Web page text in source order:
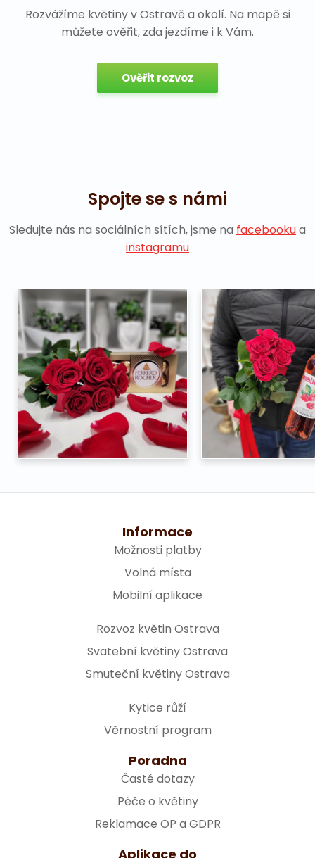
Rozvážíme květiny v Ostravě a okolí. Na mapě si
můžete ověřit, zda jezdíme i k Vám.
Ověřit rozvoz
Spojte se s námi
Sledujte nás na sociálních sítích, jsme na facebookua
instagramu
Informace
Možnosti platby
Volná místa
Mobilní aplikace
Rozvoz květin Ostrava
Svatební květiny Ostrava
Smuteční květiny Ostrava
Kytice růží
Věrnostní program
Poradna
Časté dotazy
Péče o květiny
Reklamace OP a GDPR
Aplikace do